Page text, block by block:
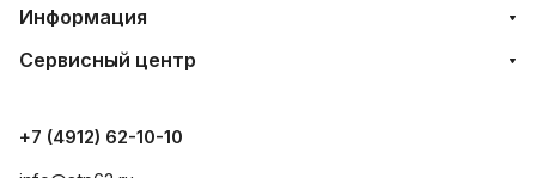
Информация
Сервисный центр
+7 (4912) 62-10-10